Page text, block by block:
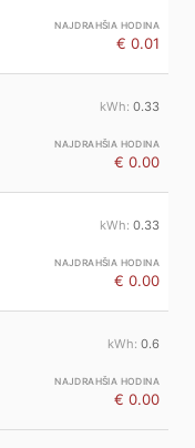
€ 0.01
0.33
€ 0.00
0.33
€ 0.00
0.6
€ 0.00